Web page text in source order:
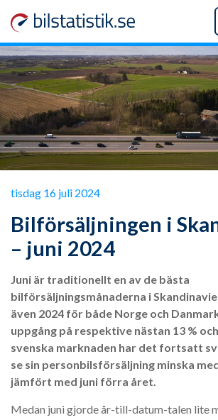
tisdag 16 juli 2024
Bilförsäljningen i
– juni 2024
Juni är traditionellt en av de bästa
bilförsäljningsmånaderna i
även 2024 för både Norge och
uppgång på respektive nästan 13 %
svenska marknaden har det fortsatt
se sin personbilsförsäljning minska
jämfört med juni förra året.
Medan juni gjorde år-till-datum-talen lite